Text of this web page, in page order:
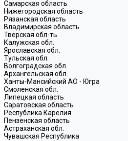
Самарская область
Нижегородская область
Рязанская область
Владимирская область
Тверская обл-ть
Калужская обл.
Ярославская обл.
Тульская обл.
Волгоградская обл.
Архангельская обл.
Ханты-Мансийский АО - Югра
Смоленская обл.
Липецкая область
Саратовская область
Республика Карелия
Пензенская область
Астраханская обл.
Чувашская Республика